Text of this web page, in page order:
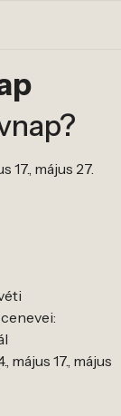
17., május 27.
május 17., május